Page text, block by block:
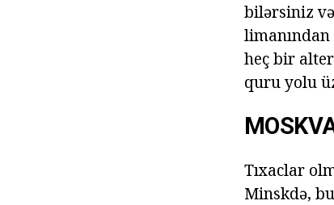
bilərsiniz
heç bir
quru yolu
Tıxaclar
Minskdə,